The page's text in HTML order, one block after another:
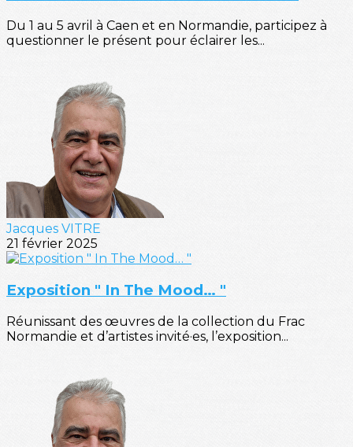
Du 1 au 5 avril à Caen et en Normandie, participez à
questionner le présent pour éclairer les...
Jacques VITRE
21 février 2025
Exposition " In The Mood… "
Réunissant des œuvres de la collection du Frac
Normandie et d’artistes invité·es, l’exposition...